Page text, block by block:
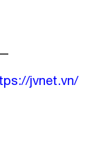
jvnet.vn/